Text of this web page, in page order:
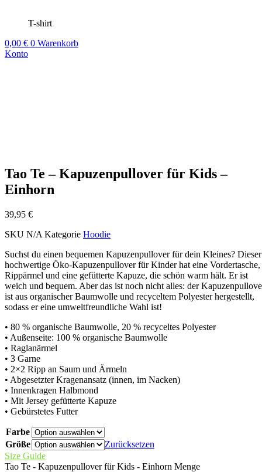
T-shirt
0,00 € 0 Warenkorb
Konto
Tao Te – Kapuzenpullover für Kids –
Einhorn
39,95 €
SKU N/A Kategorie Hoodie
Suchst du einen bequemen Kapuzenpullover für dein Kleines? Dieser
hochwertige Öko-Kapuzenpullover für Kinder hat eine Vordertasche,
Rippärmel und eine gefütterte Kapuze, die schön warm hält. Er ist
weich und bequem. Aber das ist noch nicht alles: der
ist aus organischer Baumwolle und recyceltem Polyester hergestellt,
sodass er eine umweltfreundliche Wahl ist!
• 80 % organische Baumwolle, 20 % recyceltes Polyester
• Außenseite: 100 % organische Baumwolle
• Raglanärmel
• 3 Garne
• 2×2 Ripp an Saum und Ärmeln
• Abgesetzter Kragenansatz (innen, im Nacken)
• Innenkragen Halbmond
• Mit Jersey gefütterte Kapuze
• Gebürstetes Futter
Farbe
Größe
Zurücksetzen
Size Guide
Tao Te - Kapuzenpullover für Kids - Einhorn Menge